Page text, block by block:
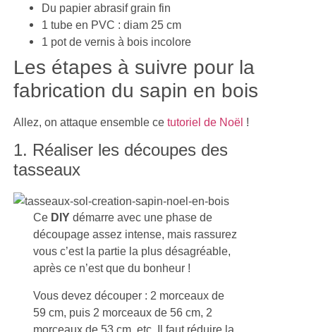
Du papier abrasif grain fin
1 tube en PVC : diam 25 cm
1 pot de vernis à bois incolore
Les étapes à suivre pour la
fabrication du sapin en bois
Allez, on attaque ensemble cetutoriel de Noël !
1. Réaliser les découpes des
tasseaux
Ce DIYdémarre avec une phase de
découpage assez intense, mais rassurez
vous c’est la partie la plus désagréable,
après ce n’est que du bonheur !
Vous devez découper : 2 morceaux de
59 cm, puis 2 morceaux de 56 cm, 2
morceaux de 53 cm, etc. Il faut réduire la